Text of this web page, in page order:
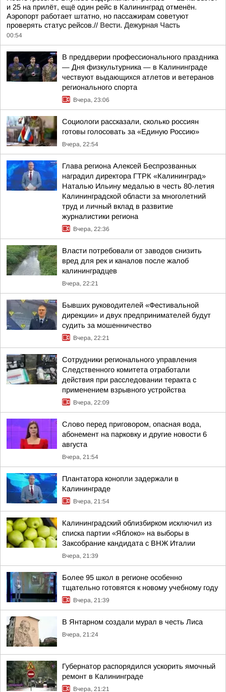
и 25 на прилёт, ещё один рейс в Калининград отменён.
Аэропорт работает штатно, но пассажирам советуют
проверять статус рейсов.// Вести. Дежурная Часть
00:54
В преддверии профессионального праздника
— Дня физкультурника — в Калининграде
чествуют выдающихся атлетов и ветеранов
регионального спорта
Вчера, 23:06
Социологи рассказали, сколько россиян
готовы голосовать за «Единую Россию»
Вчера, 22:54
Глава региона Алексей Беспрозванных
наградил директора ГТРК «Калининград»
Наталью Ильину медалью в честь 80-летия
Калининградской области за многолетний
труд и личный вклад в развитие
журналистики региона
Вчера, 22:36
Власти потребовали от заводов снизить
вред для рек и каналов после жалоб
калининградцев
Вчера, 22:21
Бывших руководителей «Фестивальной
дирекции» и двух предпринимателей будут
судить за мошенничество
Вчера, 22:21
Сотрудники регионального управления
Следственного комитета отработали
действия при расследовании теракта с
применением взрывного устройства
Вчера, 22:09
Слово перед приговором, опасная вода,
абонемент на парковку и другие новости 6
августа
Вчера, 21:54
Плантатора конопли задержали в
Калининграде
Вчера, 21:54
Калининградский облизбирком исключил из
списка партии «Яблоко» на выборы в
Заксобрание кандидата с ВНЖ Италии
Вчера, 21:39
Более 95 школ в регионе особенно
тщательно готовятся к новому учебному году
Вчера, 21:39
В Янтарном создали мурал в честь Лиса
Вчера, 21:24
Губернатор распорядился ускорить ямочный
ремонт в Калининграде
Вчера, 21:21